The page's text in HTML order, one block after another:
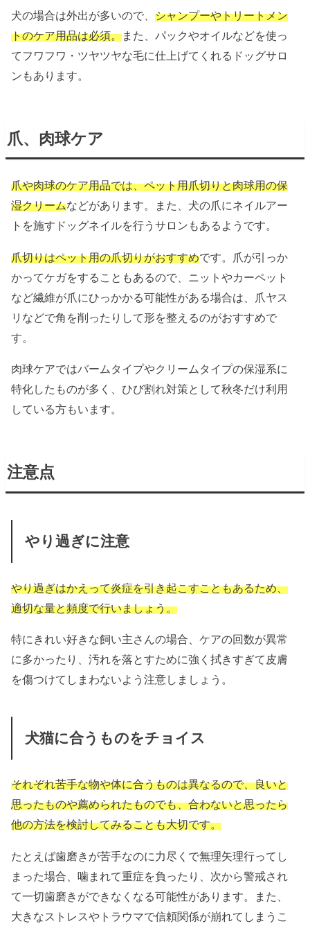
犬の場合は外出が多いので、シャンプーやトリートメン
トのケア用品は必須。また、パックやオイルなどを使っ
てフワフワ・ツヤツヤな毛に仕上げてくれるドッグサロ
ンもあります。
爪、肉球ケア
爪や肉球のケア用品では、ペット用爪切りと肉球用の保
湿クリームなどがあります。また、犬の爪にネイルアー
トを施すドッグネイルを行うサロンもあるようです。
爪切りはペット用の爪切りがおすすめです。爪が引っか
かってケガをすることもあるので、ニットやカーペット
など繊維が爪にひっかかる可能性がある場合は、爪ヤス
リなどで角を削ったりして形を整えるのがおすすめで
す。
肉球ケアではバームタイプやクリームタイプの保湿系に
特化したものが多く、ひび割れ対策として秋冬だけ利用
している方もいます。
注意点
やり過ぎに注意
やり過ぎはかえって炎症を引き起こすこともあるため、
適切な量と頻度で行いましょう。
特にきれい好きな飼い主さんの場合、ケアの回数が異常
に多かったり、汚れを落とすために強く拭きすぎて皮膚
を傷つけてしまわないよう注意しましょう。
犬猫に合うものをチョイス
それぞれ苦手な物や体に合うものは異なるので、良いと
思ったものや薦められたものでも、合わないと思ったら
他の方法を検討してみることも大切です。
たとえば歯磨きが苦手なのに力尽くで無理矢理行ってし
まった場合、噛まれて重症を負ったり、次から警戒され
て一切歯磨きができなくなる可能性があります。また、
大きなストレスやトラウマで信頼関係が崩れてしまうこ